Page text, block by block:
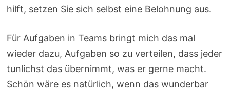
hilft, setzen Sie sich selbst eine Belohnung aus.
Für Aufgaben in Teams bringt mich das mal
wieder dazu, Aufgaben so zu verteilen, dass jeder
tunlichst das übernimmt, was er gerne macht.
Schön wäre es natürlich, wenn das wunderbar